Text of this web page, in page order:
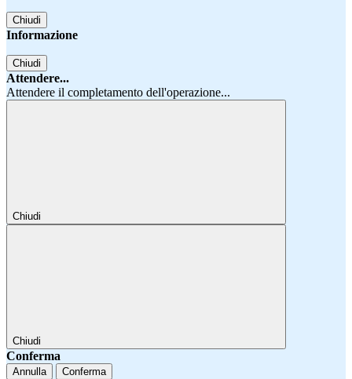
Chiudi
Informazione
Chiudi
Attendere...
Attendere il completamento dell'operazione...
Chiudi
Chiudi
Conferma
Annulla Conferma